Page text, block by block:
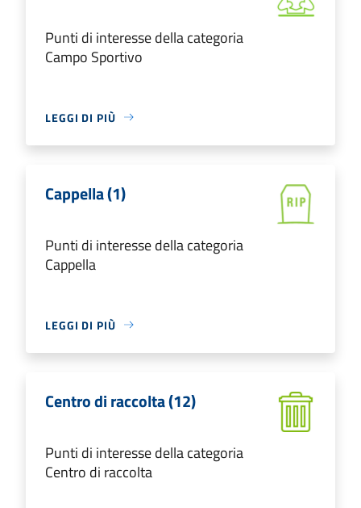
Punti di interesse della categoria
Campo Sportivo
LEGGI DI PIÙ
Cappella (1)
Punti di interesse della categoria
Cappella
LEGGI DI PIÙ
Centro di raccolta (12)
Punti di interesse della categoria
Centro di raccolta